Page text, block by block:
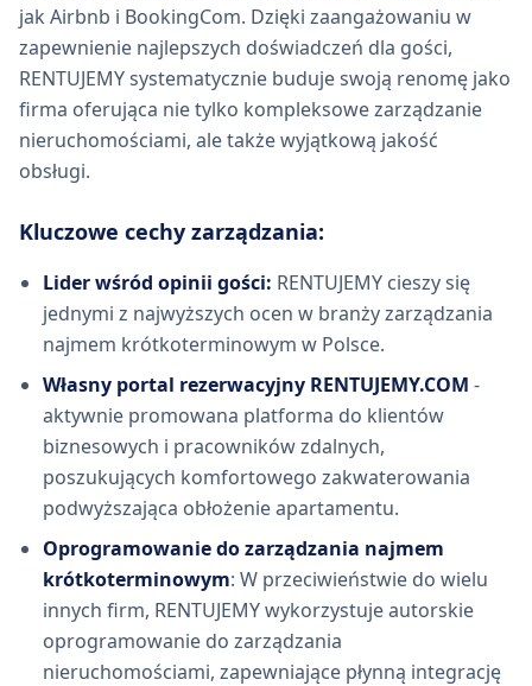
jak Airbnb i BookingCom. Dzięki zaangażowaniu w
zapewnienie najlepszych doświadczeń dla gości,
RENTUJEMY systematycznie buduje swoją renomę jako
firma oferująca nie tylko kompleksowe zarządzanie
nieruchomościami, ale także wyjątkową jakość
obsługi.
Kluczowe cechy zarządzania:
Lider wśród opinii gości: RENTUJEMY cieszy się
jednymi z najwyższych ocen w branży zarządzania
najmem krótkoterminowym w Polsce.
Własny portal rezerwacyjny RENTUJEMY.COM -
aktywnie promowana platforma do klientów
biznesowych i pracowników zdalnych,
poszukujących komfortowego zakwaterowania
podwyższająca obłożenie apartamentu.
Oprogramowanie do zarządzania najmem
krótkoterminowym: W przeciwieństwie do wielu
innych firm, RENTUJEMY wykorzystuje autorskie
oprogramowanie do zarządzania
nieruchomościami, zapewniające płynną integrację